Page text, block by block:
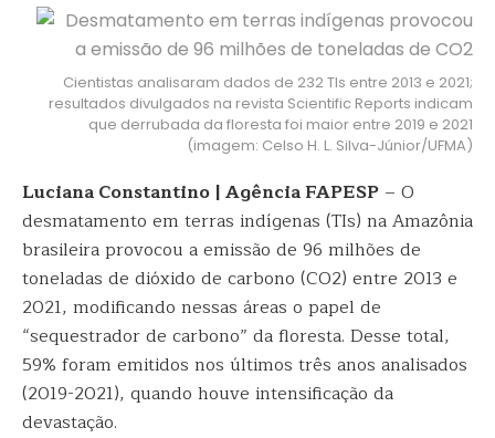
Cientistas analisaram dados de 232 TIs entre 2013 e 2021;
resultados divulgados na revista Scientific Reports indicam
que derrubada da floresta foi maior entre 2019 e 2021
(imagem: Celso H. L. Silva-Júnior/UFMA)
Luciana Constantino | Agência FAPESP – O
desmatamento em terras indígenas (TIs) na Amazônia
brasileira provocou a emissão de 96 milhões de
toneladas de dióxido de carbono (CO2) entre 2013 e
2021, modificando nessas áreas o papel de
“sequestrador de carbono” da floresta. Desse total,
59% foram emitidos nos últimos três anos analisados
(2019-2021), quando houve intensificação da
devastação.